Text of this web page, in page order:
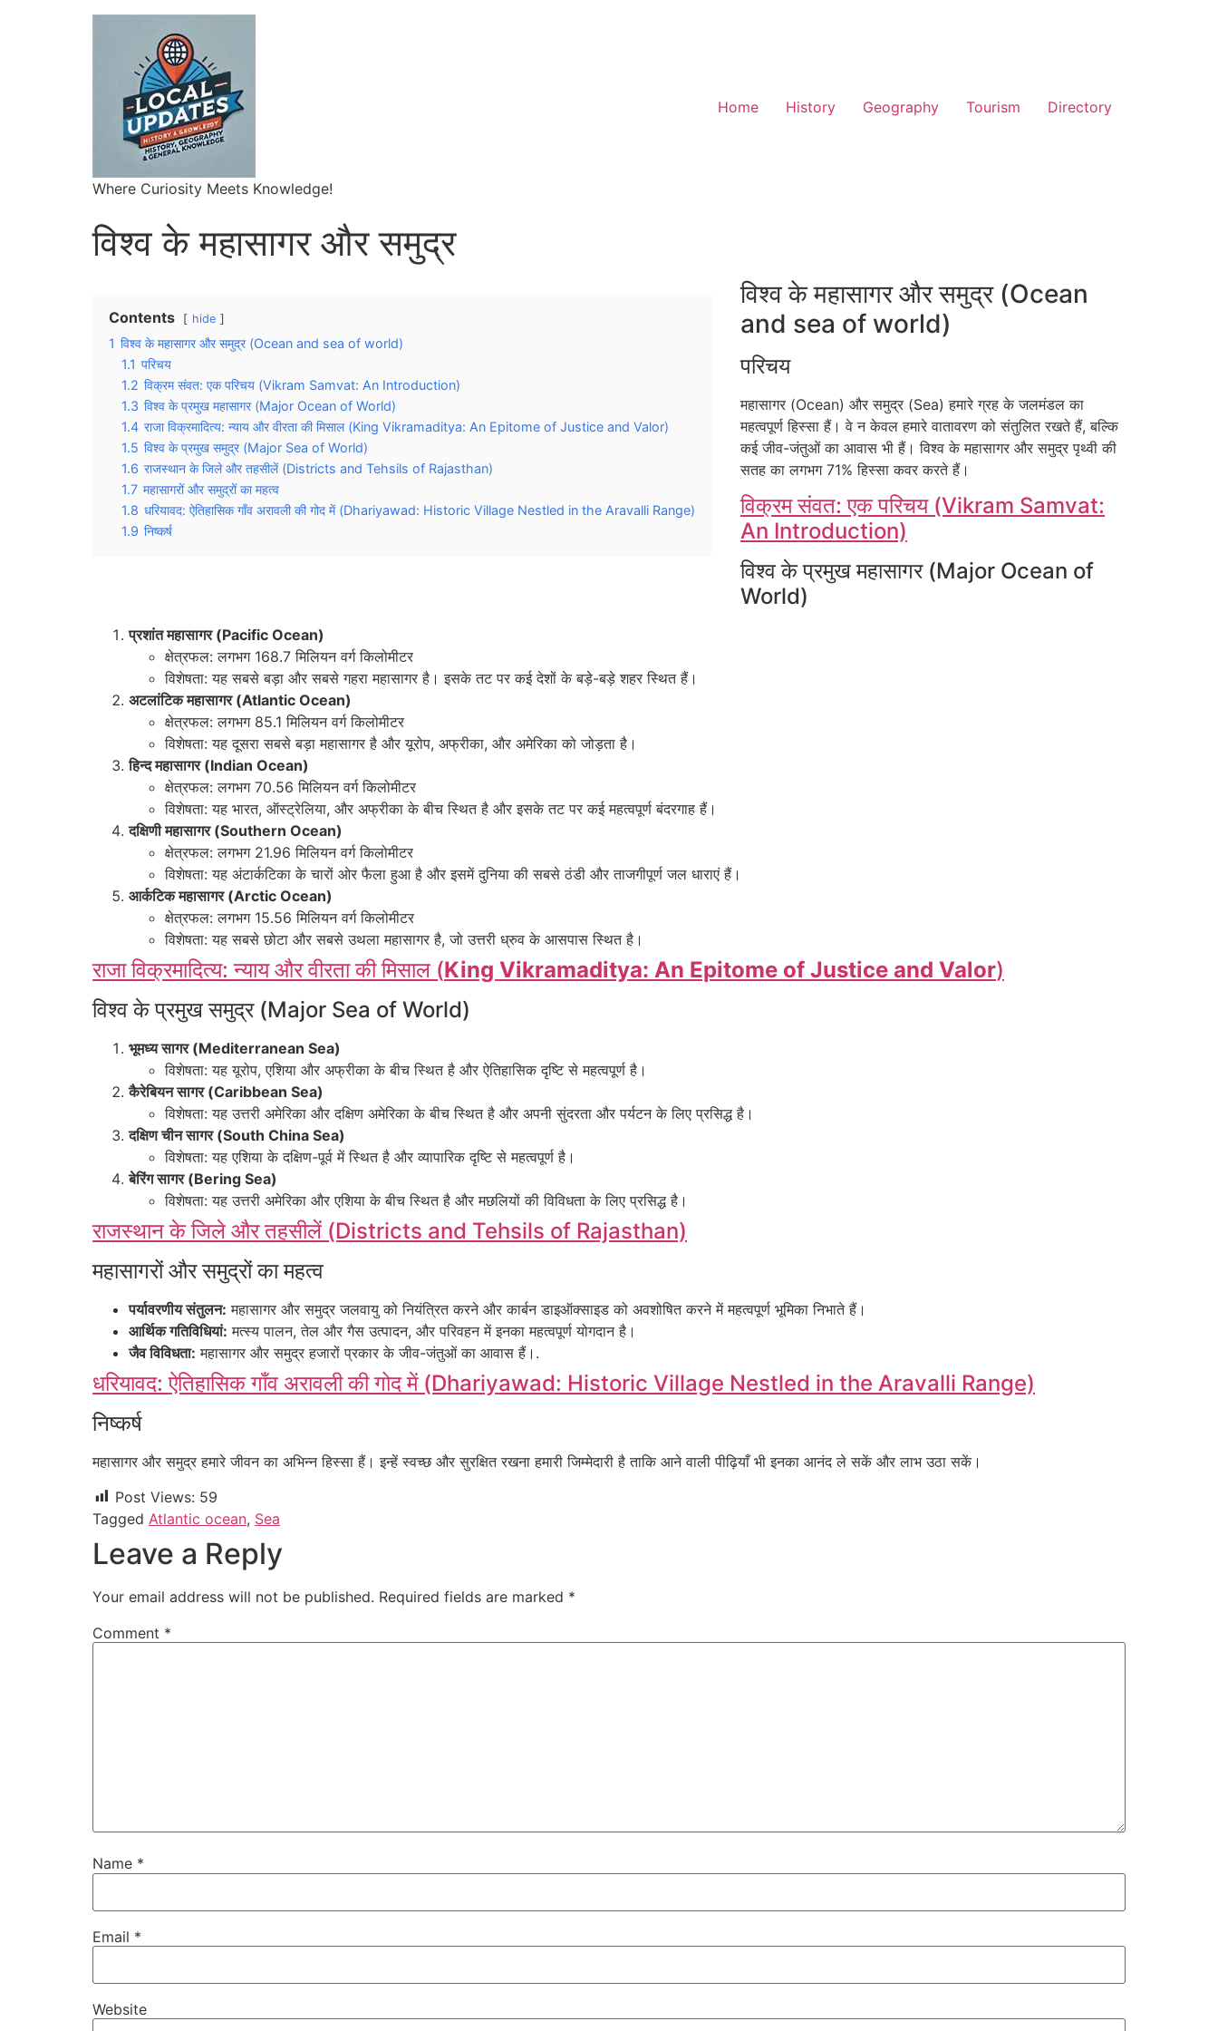
Where Curiosity Meets Knowledge!
Home History Geography Tourism Directory
विश्व के महासागर और समुद्र
Contents hide
1 विश्व के महासागर और समुद्र (Ocean and sea of world)
1.1 परिचय
1.2 विक्रम संवत: एक परिचय (Vikram Samvat: An Introduction)
1.3 विश्व के प्रमुख महासागर (Major Ocean of World)
1.4 राजा विक्रमादित्य: न्याय और वीरता की मिसाल (King Vikramaditya: An Epitome of Justice and Valor)
1.5 विश्व के प्रमुख समुद्र (Major Sea of World)
1.6 राजस्थान के जिले और तहसीलें (Districts and Tehsils of Rajasthan)
1.7 महासागरों और समुद्रों का महत्व
1.8 धरियावद: ऐतिहासिक गाँव अरावली की गोद में (Dhariyawad: Historic Village Nestled in the Aravalli Range)
1.9 निष्कर्ष
विश्व के महासागर और समुद्र (Ocean
and sea of world)
परिचय
महासागर (Ocean) और समुद्र (Sea) हमारे ग्रह के जलमंडल का
महत्वपूर्ण हिस्सा हैं। वे न केवल हमारे वातावरण को संतुलित रखते हैं, बल्कि
कई जीव-जंतुओं का आवास भी हैं। विश्व के महासागर और समुद्र पृथ्वी की
सतह का लगभग 71% हिस्सा कवर करते हैं।
विक्रम संवत: एक परिचय (Vikram Samvat:
An Introduction)
विश्व के प्रमुख महासागर (Major Ocean of
World)
प्रशांत महासागर (Pacific Ocean)
क्षेत्रफल: लगभग 168.7 मिलियन वर्ग किलोमीटर
विशेषता: यह सबसे बड़ा और सबसे गहरा महासागर है। इसके तट पर कई देशों के बड़े-बड़े शहर स्थित हैं।
अटलांटिक महासागर (Atlantic Ocean)
क्षेत्रफल: लगभग 85.1 मिलियन वर्ग किलोमीटर
विशेषता: यह दूसरा सबसे बड़ा महासागर है और यूरोप, अफ्रीका, और अमेरिका को जोड़ता है।
हिन्द महासागर (Indian Ocean)
क्षेत्रफल: लगभग 70.56 मिलियन वर्ग किलोमीटर
विशेषता: यह भारत, ऑस्ट्रेलिया, और अफ्रीका के बीच स्थित है और इसके तट पर कई महत्वपूर्ण बंदरगाह हैं।
दक्षिणी महासागर (Southern Ocean)
क्षेत्रफल: लगभग 21.96 मिलियन वर्ग किलोमीटर
विशेषता: यह अंटार्कटिका के चारों ओर फैला हुआ है और इसमें दुनिया की सबसे ठंडी और ताजगीपूर्ण जल धाराएं हैं।
आर्कटिक महासागर (Arctic Ocean)
क्षेत्रफल: लगभग 15.56 मिलियन वर्ग किलोमीटर
विशेषता: यह सबसे छोटा और सबसे उथला महासागर है, जो उत्तरी ध्रुव के आसपास स्थित है।
राजा विक्रमादित्य: न्याय और वीरता की मिसाल (King Vikramaditya: An Epitome of Justice and Valor)
विश्व के प्रमुख समुद्र (Major Sea of World)
भूमध्य सागर (Mediterranean Sea)
विशेषता: यह यूरोप, एशिया और अफ्रीका के बीच स्थित है और ऐतिहासिक दृष्टि से महत्वपूर्ण है।
कैरेबियन सागर (Caribbean Sea)
विशेषता: यह उत्तरी अमेरिका और दक्षिण अमेरिका के बीच स्थित है और अपनी सुंदरता और पर्यटन के लिए प्रसिद्ध है।
दक्षिण चीन सागर (South China Sea)
विशेषता: यह एशिया के दक्षिण-पूर्व में स्थित है और व्यापारिक दृष्टि से महत्वपूर्ण है।
बेरिंग सागर (Bering Sea)
विशेषता: यह उत्तरी अमेरिका और एशिया के बीच स्थित है और मछलियों की विविधता के लिए प्रसिद्ध है।
राजस्थान के जिले और तहसीलें (Districts and Tehsils of Rajasthan)
महासागरों और समुद्रों का महत्व
पर्यावरणीय संतुलन: महासागर और समुद्र जलवायु को नियंत्रित करने और कार्बन डाइऑक्साइड को अवशोषित करने में महत्वपूर्ण भूमिका निभाते हैं।
आर्थिक गतिविधियां: मत्स्य पालन, तेल और गैस उत्पादन, और परिवहन में इनका महत्वपूर्ण योगदान है।
जैव विविधता: महासागर और समुद्र हजारों प्रकार के जीव-जंतुओं का आवास हैं।.
धरियावद: ऐतिहासिक गाँव अरावली की गोद में (Dhariyawad: Historic Village Nestled in the Aravalli Range)
निष्कर्ष
महासागर और समुद्र हमारे जीवन का अभिन्न हिस्सा हैं। इन्हें स्वच्छ और सुरक्षित रखना हमारी जिम्मेदारी है ताकि आने वाली पीढ़ियाँ भी इनका आनंद ले सकें और लाभ उठा सकें।
Post Views: 59
Tagged Atlantic ocean, Sea
Leave a Reply
Your email address will not be published. Required fields are marked *
Comment *
Name *
Email *
Website